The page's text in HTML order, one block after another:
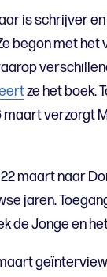
is schrijver
begon met het
ze het boek.
maart verzorgt
maart naar
jaren.
de Jonge en